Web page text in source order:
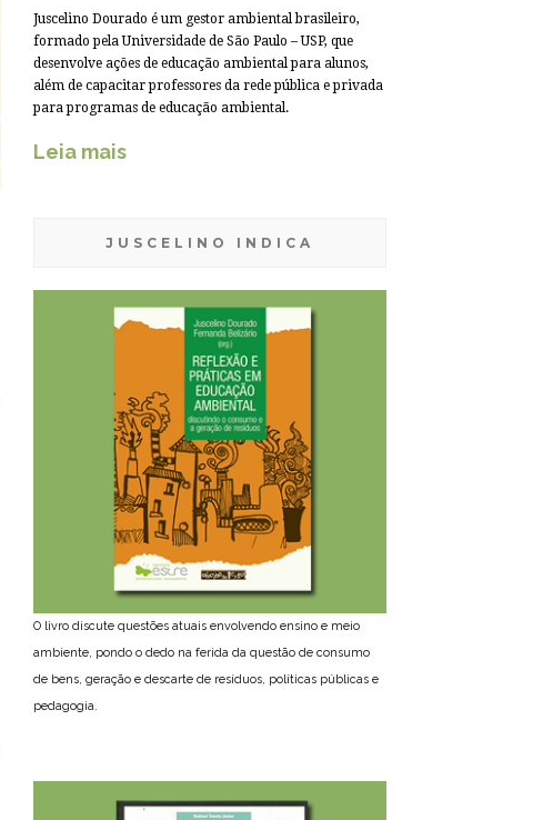
Juscelino Dourado é um gestor ambiental brasileiro,
formado pela Universidade de São Paulo – USP, que
desenvolve ações de educação ambiental para alunos,
além de capacitar professores da rede pública e privada
para programas de educação ambiental.
Leia mais
JUSCELINO INDICA
O livro discute questões atuais envolvendo ensino e meio
ambiente, pondo o dedo na ferida da questão de consumo
de bens, geração e descarte de resíduos, políticas públicas e
pedagogia.